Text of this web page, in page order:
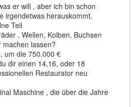
er will , aber ich bin schon
irgendetwas herauskommt.
Teil
, Wellen, Kolben, Buchsen
machen lassen?
um die 750.000 €
dir einen 14,16, oder 18
Restaurator neu
Maschine , die über die Jahre